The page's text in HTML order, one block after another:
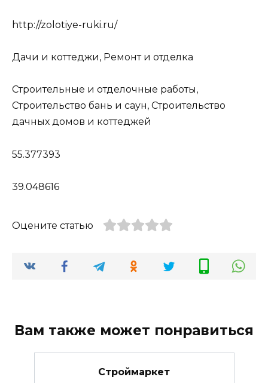
http://zolotiye-ruki.ru/
Дачи и коттеджи, Ремонт и отделка
Строительные и отделочные работы,
Строительство бань и саун, Строительство
дачных домов и коттеджей
55.377393
39.048616
Оцените статью
Вам также может понравиться
Строймаркет